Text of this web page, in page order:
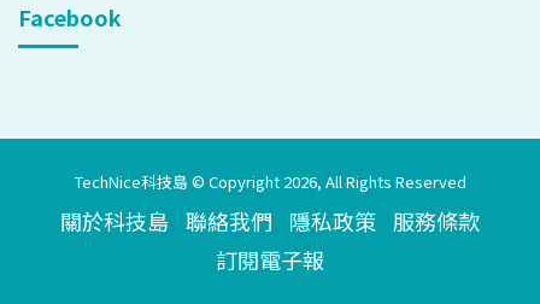
Facebook
TechNice科技島 © Copyright 2026, All Rights Reserved
關於科技島 聯絡我們 隱私政策 服務條款
訂閱電子報